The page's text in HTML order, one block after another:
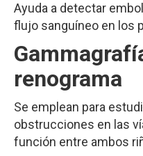
Ayuda a detectar
flujo sanguíneo en los
renograma
Se emplean para
obstrucciones en las
función entre ambos